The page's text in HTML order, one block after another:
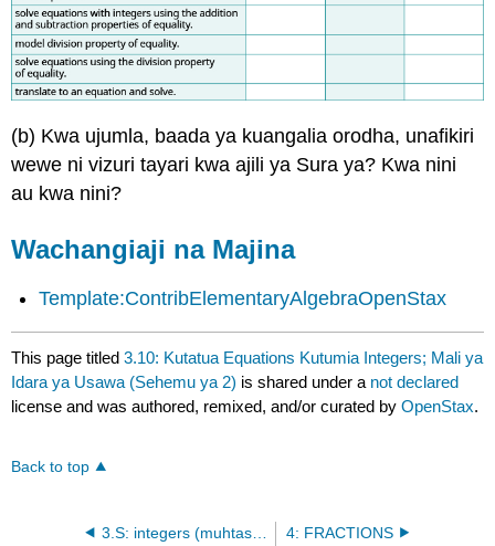
(b) Kwa ujumla, baada ya kuangalia orodha, unafikiri
wewe ni vizuri tayari kwa ajili ya Sura ya? Kwa nini
au kwa nini?
Wachangiaji na Majina
Template:ContribElementaryAlgebraOpenStax
This page titled3.10: Kutatua Equations Kutumia Integers; Mali ya
Idara ya Usawa (Sehemu ya 2) is shared under a not declared
license and was authored, remixed, and/or curated byOpenStax.
Back to top
3.S: integers (muhtasari) 4: FRACTIONS